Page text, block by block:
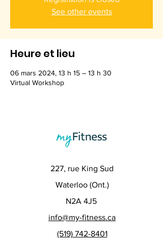
See other events
Heure et lieu
06 mars 2024, 13 h 15 – 13 h 30
Virtual Workshop
227, rue King Sud
Waterloo (Ont.)
N2A 4J5
info@my-fitness.ca
(519) 742-8401